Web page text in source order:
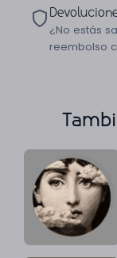
¿No estás
reembolso